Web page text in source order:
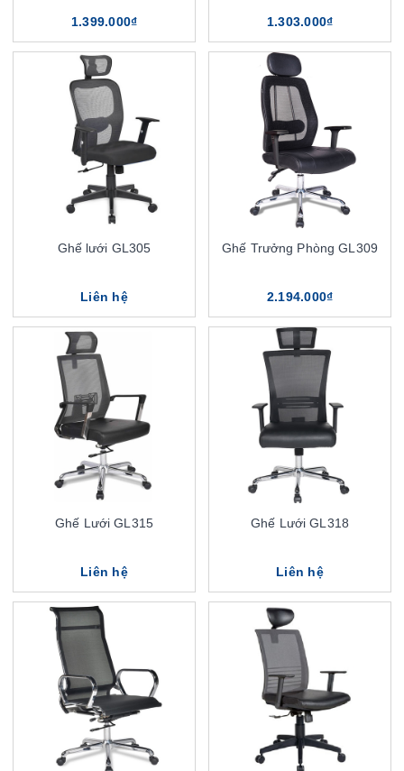
1.399.000₫ 1.303.000₫
Ghế lưới GL305
Liên hệ
Ghế Trưởng Phòng GL309
2.194.000₫
Ghế Lưới GL315
Liên hệ
Ghế Lưới GL318
Liên hệ